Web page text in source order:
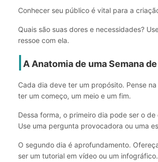
Conhecer seu público é vital para a
Quais são suas dores e necessidades?
ressoe com ela.
A Anatomia de uma Semana
Cada dia deve ter um propósito. Pense
ter um começo, um meio e um fim.
Dessa forma, o primeiro dia pode ser o
Use uma pergunta provocadora ou uma
O segundo dia é aprofundamento.
ser um tutorial em vídeo ou um infográfico.